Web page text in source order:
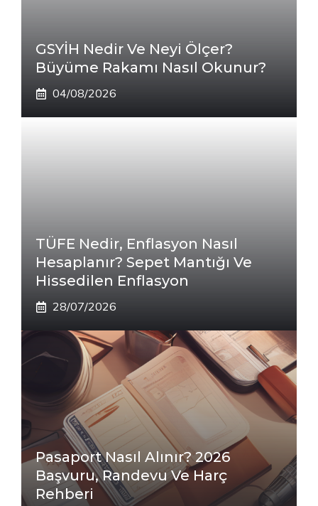
GSYİH Nedir Ve Neyi Ölçer?
Büyüme Rakamı Nasıl Okunur?
04/08/2026
TÜFE Nedir, Enflasyon Nasıl
Hesaplanır? Sepet Mantığı Ve
Hissedilen Enflasyon
28/07/2026
Pasaport Nasıl Alınır? 2026
Başvuru, Randevu Ve Harç
Rehberi